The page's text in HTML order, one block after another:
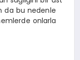
da bu nedenle
onlarla